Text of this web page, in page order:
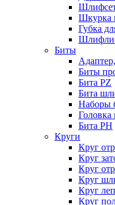
Шкурка
Губка
Биты
Биты
Бита PZ
Бита
Наборы
Головка
Бита PH
Круги
Круг
Круг
Круг
Круг
Круг
Круг